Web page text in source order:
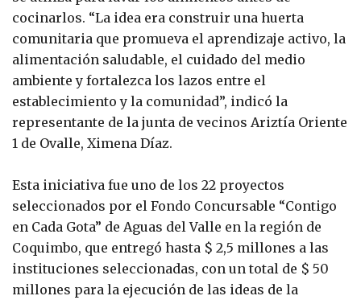
cocinarlos. “La idea era construir una huerta
comunitaria que promueva el aprendizaje activo, la
alimentación saludable, el cuidado del medio
ambiente y fortalezca los lazos entre el
establecimiento y la comunidad”, indicó la
representante de la junta de vecinos Ariztía Oriente
1 de Ovalle, Ximena Díaz.
Esta iniciativa fue uno de los 22 proyectos
seleccionados por el Fondo Concursable “Contigo
en Cada Gota” de Aguas del Valle en la región de
Coquimbo, que entregó hasta $ 2,5 millones a las
instituciones seleccionadas, con un total de $ 50
millones para la ejecución de las ideas de la